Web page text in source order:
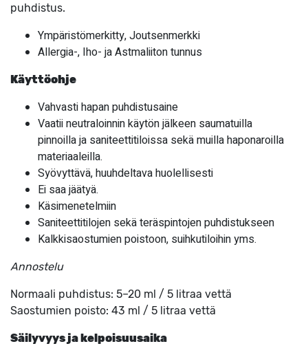
puhdistus.
Ympäristömerkitty, Joutsenmerkki
Allergia-, Iho- ja Astmaliiton tunnus
Käyttöohje
Vahvasti hapan puhdistusaine
Vaatii neutraloinnin käytön jälkeen saumatuilla
pinnoilla ja saniteettitiloissa sekä muilla haponaroilla
materiaaleilla.
Syövyttävä, huuhdeltava huolellisesti
Ei saa jäätyä.
Käsimenetelmiin
Saniteettitilojen sekä teräspintojen puhdistukseen
Kalkkisaostumien poistoon, suihkutiloihin yms.
Annostelu
Normaali puhdistus: 5–20 ml / 5 litraa vettä
Saostumien poisto: 43 ml / 5 litraa vettä
Säilyvyys ja kelpoisuusaika